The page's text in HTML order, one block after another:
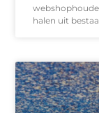
halen uit